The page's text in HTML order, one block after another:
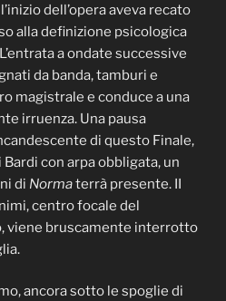
dell’opera aveva recato
alla definizione psicologica
a ondate successive
da banda, tamburi e
magistrale e conduce a una
irruenza. Una pausa
di questo Finale,
con arpa obbligata, un
di Normaterrà presente. II
centro focale del
viene bruscamente interrotto
ancora sotto le spoglie di